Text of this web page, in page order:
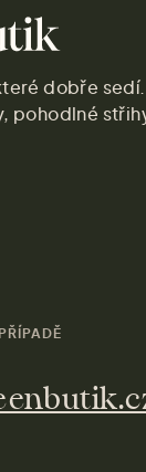
dobře sedí.
pohodlné